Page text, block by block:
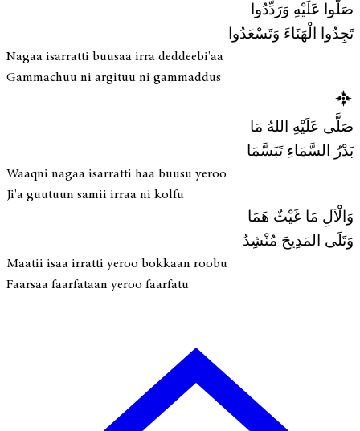
صَلُّوا عَلَيْهِ وَرَدِّدُوا
تَجِدُوا الْهَنَاءَ وَتَسْعَدُوا
Nagaa isarratti buusaa irra deddeebi'aa
Gammachuu ni argituu ni gammaddus
صَلَّى عَلَيْهِ اللهُ مَا
بَدْرُ السَّمَاءِ تَبَسَّمَا
Waaqni nagaa isarratti haa buusu yeroo
Ji'a guutuun samii irraa ni kolfu
وَالْآلِ مَا غَيْثٌ هَمَا
وَتَلَى المَدِيحَ مُنْشِدُ
Maatii isaa irratti yeroo bokkaan roobu
Faarsaa faarfataan yeroo faarfatu